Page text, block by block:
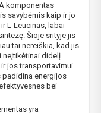
komponentas
savybėmis kaip ir jo
L-Leucinas, labai
Šioje srityje jis
tai nereiškia, kad jis
neįtikėtinai didelį
jos transportavimui
padidina energijos
bei
yra